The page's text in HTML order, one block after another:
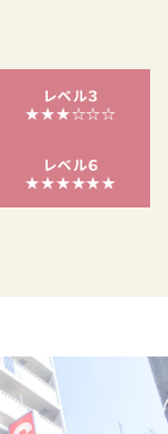
レベル３
★★★☆☆☆
レベル６
★★★★★★